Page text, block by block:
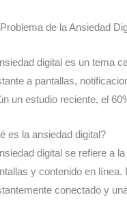
de la Ansiedad
digital es un tema
a pantallas,
un estudio reciente, el
es la ansiedad digital?
digital se refiere a
y contenido en
conectado y